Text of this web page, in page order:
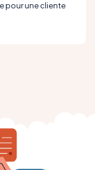
pour une cliente